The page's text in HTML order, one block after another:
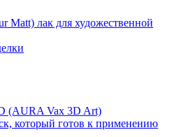
Matt) лак для художественной
(AURA Vax 3D Art)
который готов к применению